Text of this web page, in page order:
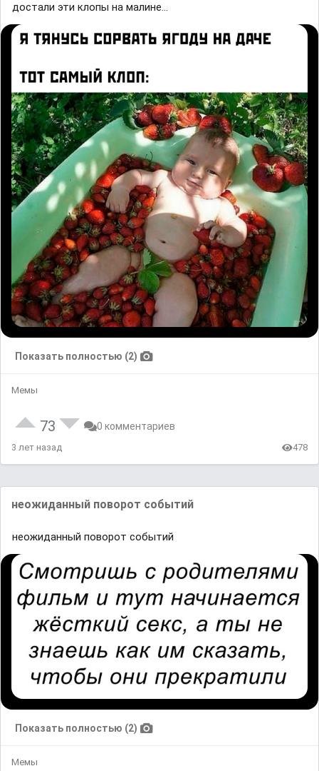
достали эти клопы на малине...
Показать полностью (2)
Мемы
73 0 комментариев
3 лет назад 478
неожиданный поворот событий
неожиданный поворот событий
Показать полностью (2)
Мемы